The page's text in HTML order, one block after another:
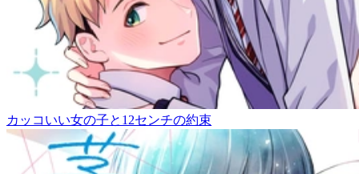
カッコいい女の子と12センチの約束